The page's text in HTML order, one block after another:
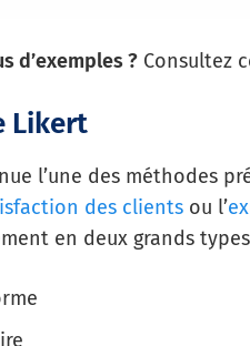
d’exemples ? Consultez
Likert
l’une des méthodes
des clients ou l’
en deux grands